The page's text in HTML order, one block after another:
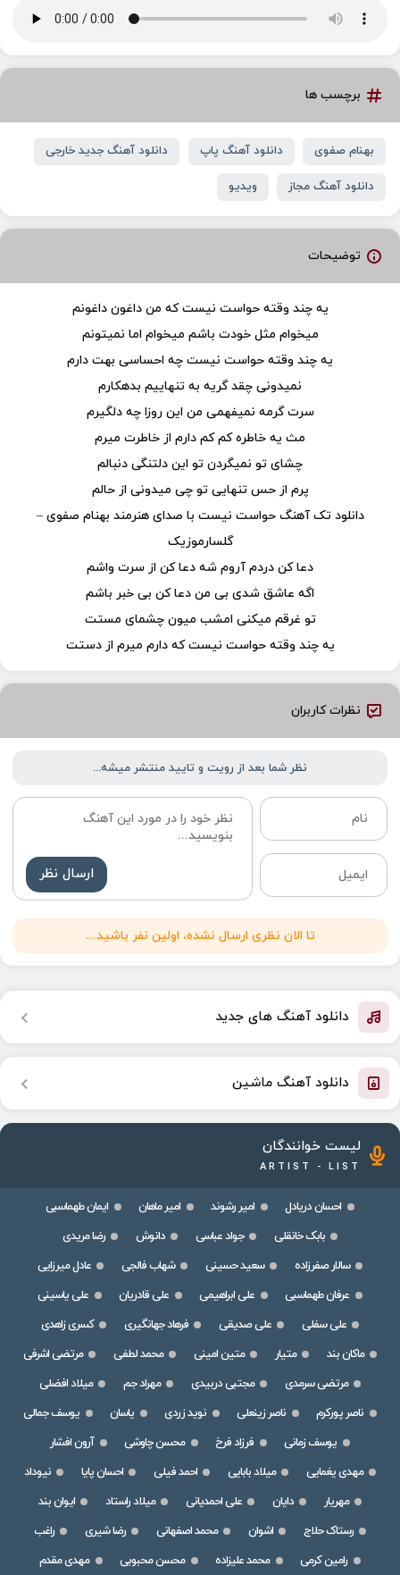
برچسب ها
بهنام صفوی دانلود آهنگ پاپ دانلود آهنگ جدید خارجی
دانلود آهنگ مجاز ویدیو
توضیحات
یه چند وقته حواست نیست که من داغون داغونم
میخوام مثل خودت باشم میخوام اما نمیتونم
یه چند وقته حواست نیست چه احساسی بهت دارم
نمیدونی چقد گریه به تنهاییم بدهکارم
سرت گرمه نمیفهمی من این روزا چه دلگیرم
مث یه خاطره کم کم دارم از خاطرت میرم
چشای تو نمیگردن تو این دلتنگی دنبالم
پرم از حس تنهایی تو چی میدونی از حالم
دانلود تک آهنگ حواست نیست با صدای هنرمند بهنام صفوی –
گلسارموزیک
دعا کن دردم آروم شه دعا کن از سرت واشم
اگه عاشق شدی بی من دعا کن بی خبر باشم
تو غرقم میکنی امشب میون چشمای مستت
یه چند وقته حواست نیست که دارم میرم از دستت
نظرات کاربران
نظر شما بعد از رویت و تایید منتشر میشه...
ارسال نظر
تا الان نظری ارسال نشده، اولین نفر باشید...
دانلود آهنگ های جدید
دانلود آهنگ ماشین
لیست خوانندگان
ARTIST - LIST
احسان دریادل امیر رشوند امیر ماهان
ایمان طهماسبی
بابک خانقلی
جواد عباسی دانوش
رضا مریدی
سالار صفرزاده
سعید حسینی شهاب فالجی
عادل میرزایی
عرفان طهماسبی
علی ابراهیمی علی قادریان
علی یاسینی
علی سفلی
علی صدیقی فرهاد جهانگیری
کسری زاهدی
ماکان بند
متیار متین امینی محمد لطفی
مرتضی اشرفی
مرتضی سرمدی
مجتبی دربیدی مهراد جم
میلاد افضلی
ناصر پورکرم
ناصر زینعلی نوید زردی یاسان
یوسف جمالی
یوسف زمانی
فرزاد فرخ محسن چاوشی
آرون افشار
مهدی یغمایی
میلاد بابایی احمد فیلی احسان پایا
نیوداد
مهریار
دایان علی احمدیانی میلاد راستاد
ایوان بند
رستاک حلاج
اشوان محمد اصفهانی رضا شیری
راغب
رامین کرمی
محمد علیزاده محسن محبوبی
مهدی مقدم